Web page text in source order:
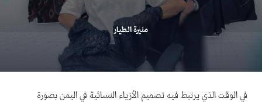
منيرة الطيار
في الوقت الذي يرتبط فيه تصميم الأزياء النسائية في اليمن بصورة